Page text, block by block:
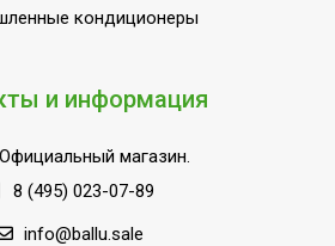
в
220
Сталь
Универсальное
оборудование
кондиционеры
и информация
магазин.
8 (495) 023-07-89
info@ballu.sale